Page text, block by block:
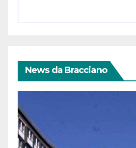
News da Bracciano